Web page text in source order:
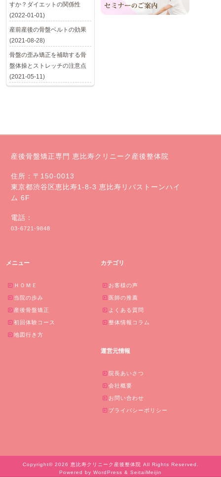
すか？ダイエットの関係性
(2022-01-01)
産前産後の骨盤ベルトの効果
(2021-08-28)
骨盤の歪み矯正を補助する骨
盤体操とストレッチの注意点
(2021-05-11)
産後骨盤矯正専門 恵比寿クリニーク産後整体院
住所：〒150-0013
東京都渋谷区恵比寿1-8-3 恵比寿リバストーンハイ
ム 6F
電話：
03-6721-9848
メニュー
ＨＯＭＥ
当院の歩み
産後骨盤矯正
初回体験コース
地図行き方
カテゴリ
お客様の声
医師の推薦
よくある質問
整体情報コラム
運営元情報
院長あいさつ
会社概要
お問い合わせ
プライバシーポリシー
Copyright© 2026 恵比寿クリニーク産後整体院 All Rights Reserved.
Powered by WordPress & SeitaiMeijin